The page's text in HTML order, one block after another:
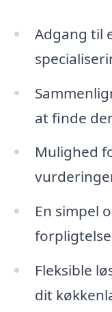
Adgang til
at finde
Mulighed
En simpel
Fleksible
dit